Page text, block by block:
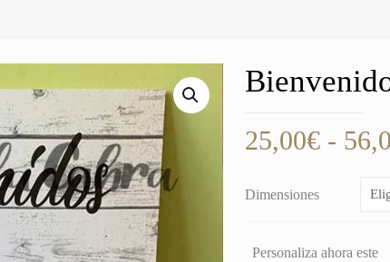
25,00€ -
Dimensiones
Personaliza ahora este